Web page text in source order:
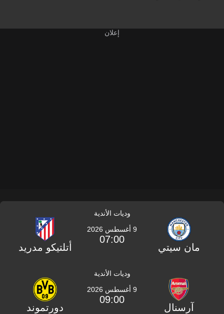
وديات الأندية
مان سيتي
9 أغسطس 2026
07:00
أتلتيكو مدريد
وديات الأندية
آرسنال
9 أغسطس 2026
09:00
دورتموند